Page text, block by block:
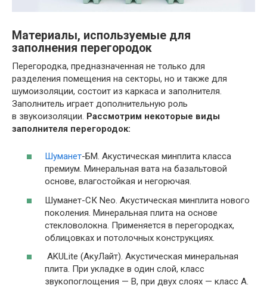
Материалы, используемые для
заполнения перегородок
Перегородка, предназначенная не только для
разделения помещения на секторы, но и также для
шумоизоляции, состоит из каркаса и заполнителя.
Заполнитель играет дополнительную роль
в звукоизоляции. Рассмотрим некоторые виды
заполнителя перегородок:
Шуманет-БМ. Акустическая минплита класса
премиум. Минеральная вата на базальтовой
основе, влагостойкая и негорючая.
Шуманет-СК Neo. Акустическая минплита нового
поколения. Минеральная плита на основе
стекловолокна. Применяется в перегородках,
облицовках и потолочных конструкциях.
AKULite (АкуЛайт). Акустическая минеральная
плита. При укладке в один слой, класс
звукопоглощения — В, при двух слоях — класс А.